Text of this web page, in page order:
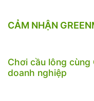
CẢM NHẬN
Chơi cầu lông cùng
doanh nghiệp